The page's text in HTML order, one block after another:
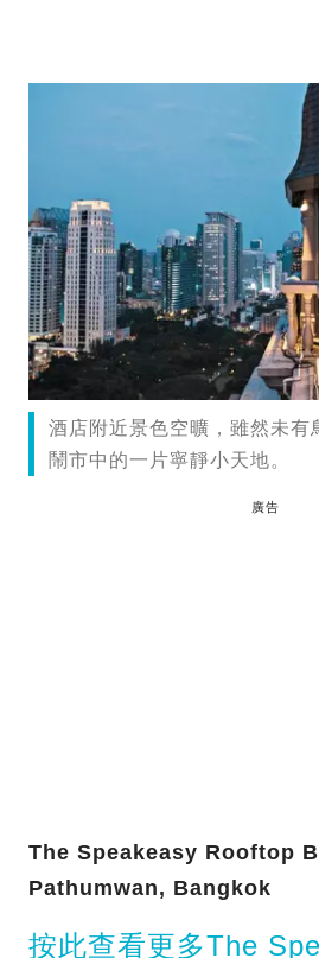
酒店附近景色空曠，雖然未有
鬧市中的一片寧靜小天地。
廣告
The Speakeasy Rooftop
Pathumwan, Bangkok
按此查看更多The